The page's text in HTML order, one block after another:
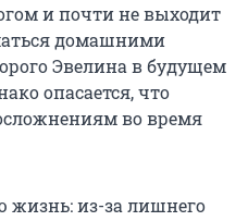
и почти не выходит
домашними
Эвелина в будущем
опасается, что
во время
жизнь: из-за лишнего